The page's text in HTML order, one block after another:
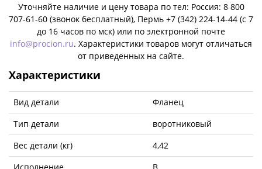
Уточняйте наличие и цену товара по тел: Россия: 8 800
707-61-60 (звонок бесплатный), Пермь +7 (342) 224-14-44 (c 7
до 16 часов по мск) или по электронной почте
info@procion.ru. Характеристики товаров могут отличаться
от приведенных на сайте.
Характеристики
Вид детали
Фланец
Тип детали
воротниковый
Вес детали (кг)
4,42